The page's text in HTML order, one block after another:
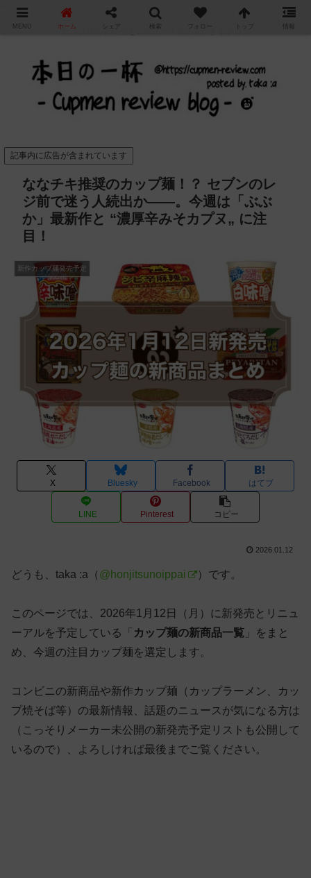
カップ麺の新商品をレビュー / アレンジするブログ
記事内に広告が含まれています
ななチキ推奨のカップ麺！？ セブンのレ
ジ前で迷う人続出か——。今週は「ぶぶ
か」最新作と “濃厚辛みそカプヌ„ に注
目！
新作カップ麺発売予定
X Bluesky Facebook はてブ
LINE Pinterest コピー
2026.01.12
どうも、taka :a（ @honjitsunoippai ）です。
このページでは、2026年1月12日（月）に新発売とリニュ
ーアルを予定している「 カップ麺の新商品一覧 」をまと
め、今週の注目カップ麺を選定します。
コンビニの新商品や新作カップ麺（カップラーメン、カッ
プ焼そば等）の最新情報、話題のニュースが気になる方は
（こっそりメーカー未公開の新発売予定リストも公開して
いるので）、よろしければ最後までご覧ください。
MENU ホーム シェア 検索 フォロー トップ 情報